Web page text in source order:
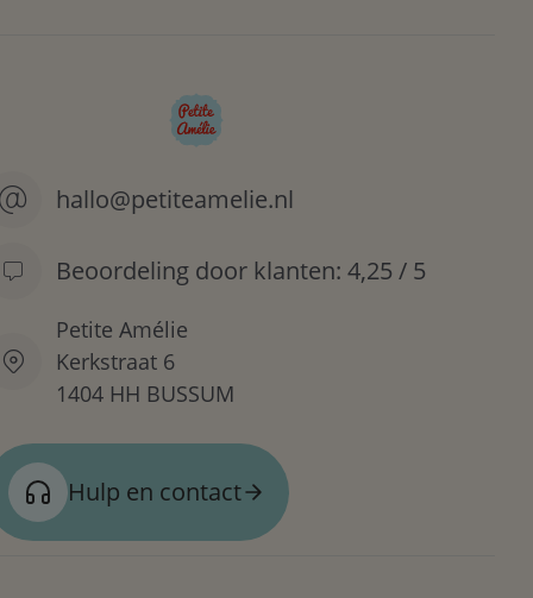
hallo@petiteamelie.nl
Beoordeling door klanten: 4,25 / 5
Petite Amélie
Kerkstraat 6
1404 HH BUSSUM
Hulp en contact